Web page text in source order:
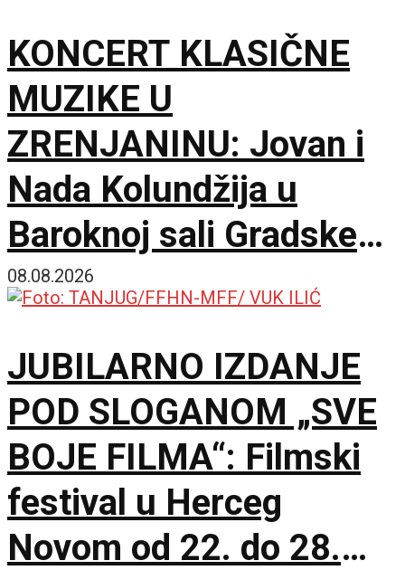
KONCERT KLASIČNE
MUZIKE U
ZRENJANINU: Jovan i
Nada Kolundžija u
Baroknoj sali Gradske
kuće
08.08.2026
JUBILARNO IZDANJE
POD SLOGANOM „SVE
BOJE FILMA“: Filmski
festival u Herceg
Novom od 22. do 28.